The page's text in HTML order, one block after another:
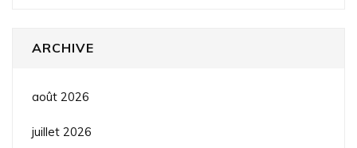
ARCHIVE
août 2026
juillet 2026